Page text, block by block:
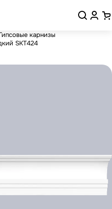
карнизы
SKT424